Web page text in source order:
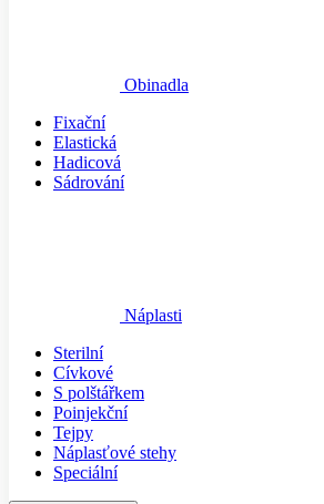
Obinadla
Fixační
Elastická
Hadicová
Sádrování
Náplasti
Sterilní
Cívkové
S polštářkem
Poinjekční
Tejpy
Náplasťové stehy
Speciální